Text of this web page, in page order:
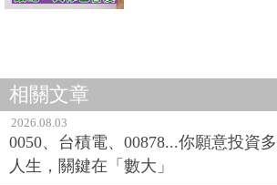
相關文章
2026.08.03
0050、台積電、00878...你願意投資
人生，關鍵在「數大」